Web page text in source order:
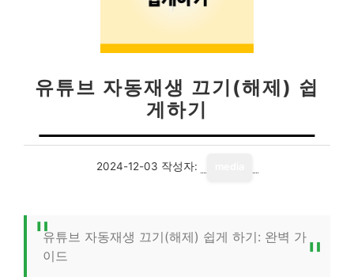
유튜브 자동재생 끄기(해제) 쉽
게하기
2024-12-03 작성자:
유튜브 자동재생 끄기(해제) 쉽게 하기: 완벽 가
이드